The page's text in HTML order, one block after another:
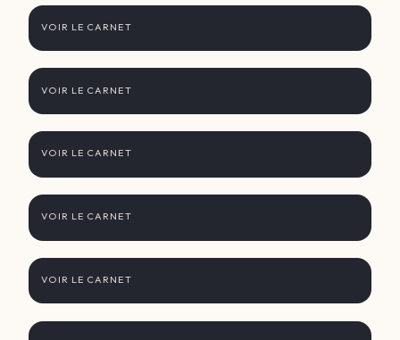
VOIR LE CARNET
10 août - Chettinad
VOIR LE CARNET
11 août - Chettinad
VOIR LE CARNET
12 août - Madurai
VOIR LE CARNET
13 août - Madurai à Trichy
VOIR LE CARNET
14 août - Trichy